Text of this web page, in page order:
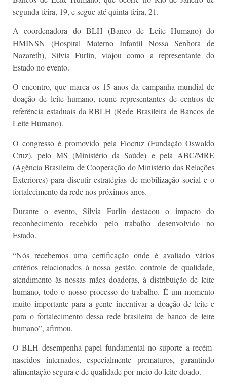
segunda-feira, 19, e segue até quinta-feira, 21.
A coordenadora do BLH (Banco de Leite Humano) do
HMINSN (Hospital Materno Infantil Nossa Senhora de
Nazareth), Silvia Furlin, viajou como a representante do
Estado no evento.
O encontro, que marca os 15 anos da campanha mundial de
doação de leite humano, reune representantes de centros de
referência estaduais da RBLH (Rede Brasileira de Bancos de
Leite Humano).
O congresso é promovido pela Fiocruz (Fundação Oswaldo
Cruz), pelo MS (Ministério da Saúde) e pela ABC/MRE
(Agência Brasileira de Cooperação do Ministério das Relações
Exteriores) para discutir estratégias de mobilização social e o
fortalecimento da rede nos próximos anos.
Durante o evento, Silvia Furlin destacou o impacto do
reconhecimento recebido pelo trabalho desenvolvido no
Estado.
“Nós recebemos uma certificação onde é avaliado vários
critérios relacionados à nossa gestão, controle de qualidade,
atendimento às nossas mães doadoras, à distribuição de leite
humano, todo o nosso processo do trabalho. É um momento
muito importante para a gente incentivar a doação de leite e
para o fortalecimento dessa rede brasileira de banco de leite
humano”, afirmou.
O BLH desempenha papel fundamental no suporte a recém-
nascidos internados, especialmente prematuros, garantindo
alimentação segura e de qualidade por meio do leite doado.